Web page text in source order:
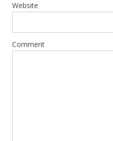
Website
Comment